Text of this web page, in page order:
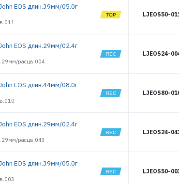
10402
10406
10410
10415
13267
13268
EOS длин.39мм/05.0г
LJEOS50-
EOS длин.29мм/02.4г
расцв.004
LJEOS24-
EOS длин.44мм/08.0г
LJEOS80-
EOS длин.29мм/02.4г
расцв.043
LJEOS24-
EOS длин.39мм/05.0г
LJEOS50-